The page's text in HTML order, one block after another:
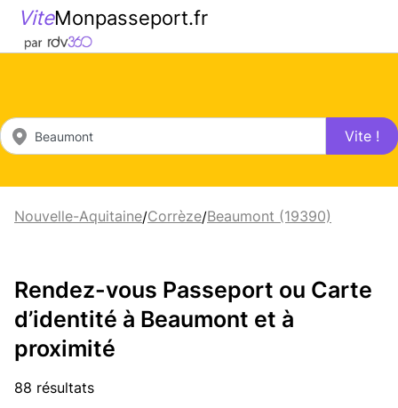
ViteMonpasseport.fr
Vite !
Nouvelle-Aquitaine/Corrèze/Beaumont (19390)
Rendez-vous Passeport ou Carte
d’identité à Beaumont et à
proximité
88 résultats